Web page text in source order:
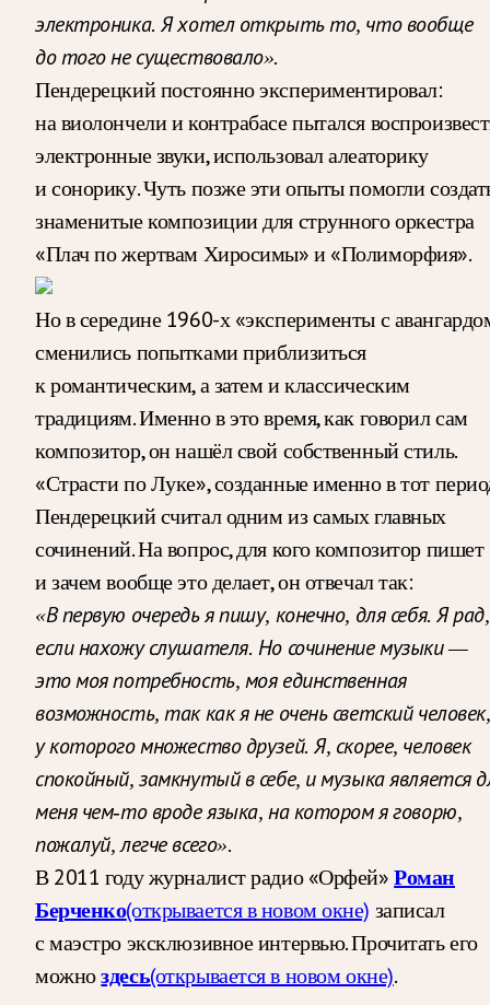
электроника. Я хотел открыть то, что вообще
до того не существовало».
Пендерецкий постоянно экспериментировал:
на виолончели и контрабасе пытался
электронные звуки, использовал алеаторику
и сонорику. Чуть позже эти опыты помогли
знаменитые композиции для струнного оркестра
«Плач по жертвам Хиросимы» и «Полиморфия».
Но в середине 1960-х «эксперименты с
сменились попытками приблизиться
к романтическим, а затем и классическим
традициям. Именно в это время, как говорил сам
композитор, он нашёл свой собственный стиль.
«Страсти по Луке», созданные именно в тот
Пендерецкий считал одним из самых главных
сочинений. На вопрос, для кого композитор пишет
и зачем вообще это делает, он отвечал так:
«В первую очередь я пишу, конечно, для себя. Я рад,
если нахожу слушателя. Но сочинение музыки —
это моя потребность, моя единственная
возможность, так как я не очень светский человек,
у которого множество друзей. Я, скорее, человек
спокойный, замкнутый в себе, и музыка является
меня чем-то вроде языка, на котором я говорю,
пожалуй, легче всего».
В 2011 году журналист радио «Орфей»Роман
Берченко(открывается в новом окне) записал
с маэстро эксклюзивное интервью. Прочитать его
можноздесь(открывается в новом окне).